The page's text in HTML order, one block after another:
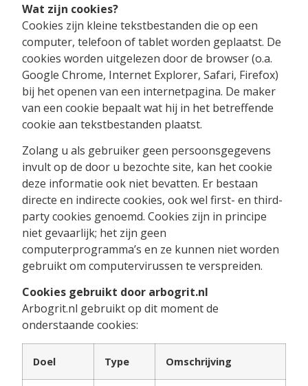
Wat zijn cookies?
Cookies zijn kleine tekstbestanden die op een
computer, telefoon of tablet worden geplaatst. De
cookies worden uitgelezen door de browser (o.a.
Google Chrome, Internet Explorer, Safari, Firefox)
bij het openen van een internetpagina. De maker
van een cookie bepaalt wat hij in het betreffende
cookie aan tekstbestanden plaatst.
Zolang u als gebruiker geen persoonsgegevens
invult op de door u bezochte site, kan het cookie
deze informatie ook niet bevatten. Er bestaan
directe en indirecte cookies, ook wel first- en third-
party cookies genoemd. Cookies zijn in principe
niet gevaarlijk; het zijn geen
computerprogramma’s en ze kunnen niet worden
gebruikt om computervirussen te verspreiden.
Cookies gebruikt door arbogrit.nl
Arbogrit.nl gebruikt op dit moment de
onderstaande cookies:
Doel Type Omschrijving